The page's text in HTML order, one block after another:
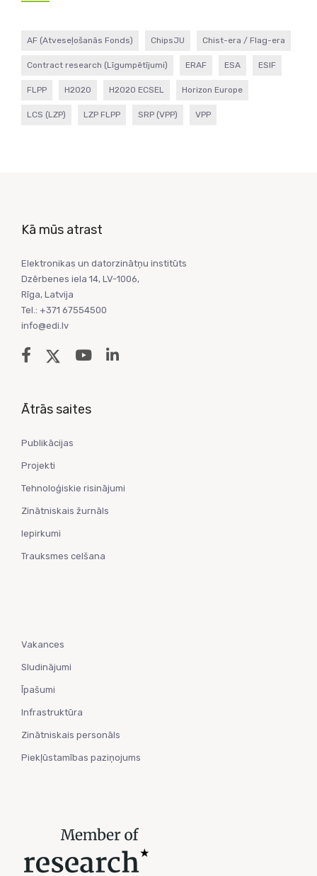
AF (Atveseļošanās Fonds) ChipsJU Chist-era / Flag-era
Contract research (Līgumpētījumi) ERAF ESA ESIF
FLPP H2020 H2020 ECSEL Horizon Europe
LCS (LZP) LZP FLPP SRP (VPP) VPP
Kā mūs atrast
Elektronikas un datorzinātņu institūts
Dzērbenes iela 14, LV-1006,
Rīga, Latvija
Tel.: +371 67554500
info@edi.lv
Ātrās saites
Publikācijas
Projekti
Tehnoloģiskie risinājumi
Zinātniskais žurnāls
Iepirkumi
Trauksmes celšana
Vakances
Sludinājumi
Īpašumi
Infrastruktūra
Zinātniskais personāls
Piekļūstamības paziņojums